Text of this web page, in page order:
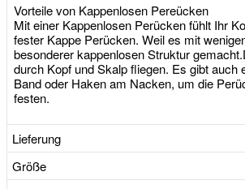
Vorteile von Kappenlosen Pereücken
Mit einer Kappenlosen Perücken fühlt Ihr
fester Kappe Perücken. Weil es mit
besonderer kappenlosen Struktur
durch Kopf und Skalp fliegen. Es gibt auch
Band oder Haken am Nacken, um die
festen.
Lieferung
Größe